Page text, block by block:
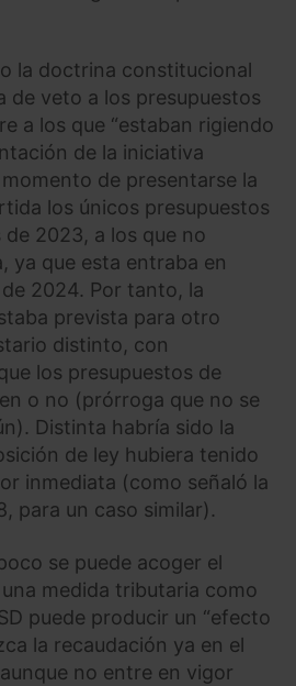
la doctrina constitucional
de veto a los presupuestos
a los que “estaban rigiendo
de la iniciativa
momento de presentarse la
los únicos presupuestos
de 2023, a los que no
ya que esta entraba en
2024. Por tanto, la
prevista para otro
distinto, con
los presupuestos de
o no (prórroga que no se
Distinta habría sido la
de ley hubiera tenido
inmediata (como señaló la
para un caso similar).
se puede acoger el
medida tributaria como
puede producir un “efecto
la recaudación ya en el
no entre en vigor